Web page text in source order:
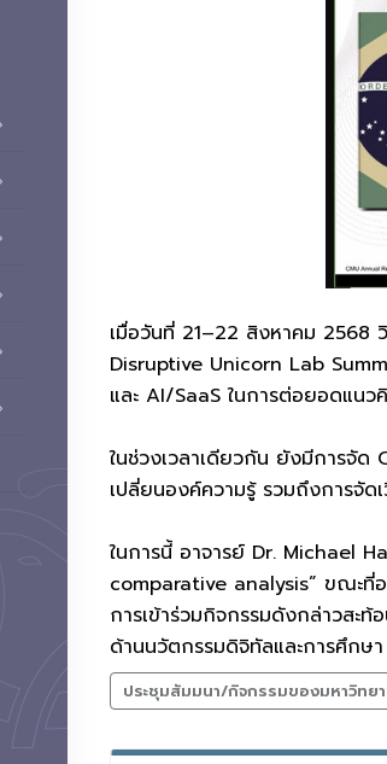
เมื่อวันที่ 21–22 สิงหาคม 2568
Disruptive Unicorn Lab
และ AI/SaaS ในการต่อยอดแน
ในช่วงเวลาเดียวกัน ยังมีการจั
เปลี่ยนองค์ความรู้ รวมถึงการจั
ในการนี้ อาจารย์ Dr. Michael
comparative analysis” ขณะที่
การเข้าร่วมกิจกรรมดังกล่าวสะท้
ด้านนวัตกรรมดิจิทัลและการศึกษา
ประชุมสัมมนา/กิจกรรมของมหาวิทย